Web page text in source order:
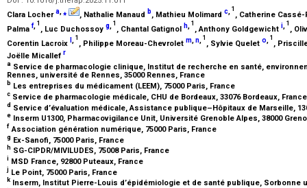
Clara Lochera,⁎ , Nathalie Manaud b, Mathieu Molimard c, 1
, Catherine
Palma f, 1
, Luc Duchossoy g, 1
, Chantal Gatignol h, 1
, Anthony Goldgewicht i, 1
,
Corentin Lacroix , 1
, Philippe Moreau-Chevrolet m,n, 1
, Sylvie Quelet o, 1
,
Joëlle Micallef r
a Service de pharmacologie clinique, Institut de recherche en santé,
Rennes, université de Rennes, 35000 Rennes, France
b Les entreprises du médicament (LEEM), 75000 Paris, France
c Service de pharmacologie médicale, CHU de Bordeaux, 33076 Bordeaux,
d Service d’évaluation médicale, Assistance publique–Hôpitaux de Marseille,
e Inserm U1300, Pharmacovigilance Unit, Université Grenoble Alpes, 38000
f Association génération numérique, 75000 Paris, France
g Ex-Sanofi, 75000 Paris, France
h SG-CIPDR/MIVILUDES, 75008 Paris, France
i MSD France, 92800 Puteaux, France
j Le Point, 75000 Paris, France
k Inserm, Institut Pierre-Louis d’épidémiologie et de santé publique, Sorbonne